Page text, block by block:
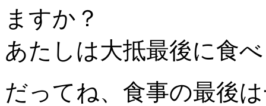
ますか？
あたしは大抵最後に食
だってね、食事の最後